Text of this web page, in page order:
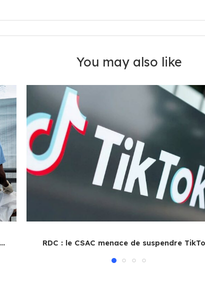
You may also like
RDC : le CSAC menace de suspendre